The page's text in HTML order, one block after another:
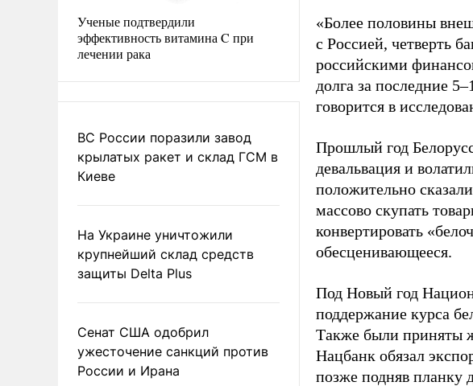
Ученые подтвердили
эффективность витамина C при
лечении рака
ВС России поразили завод
крылатых ракет и склад ГСМ в
Киеве
На Украине уничтожили
крупнейший склад средств
защиты Delta Plus
Сенат США одобрил
ужесточение санкций против
России и Ирана
«Более половины
с Россией, четверть
российскими
долга за последние
говорится в
Прошлый год
девальвация и
положительно
массово скупать
конвертировать
обесценивающееся.
Под Новый год
поддержание курса
Также были приняты
Нацбанк обязал
позже подняв планку